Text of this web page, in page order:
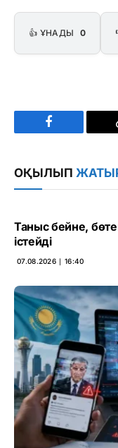
👍 ҰНАДЫ 0
Facebook
ОҚЫЛЫП
Таныс бейне,
істейді
07.08.2026 ∣ 16:40